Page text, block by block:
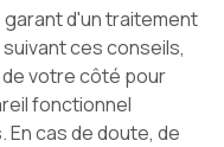
d'un traitement
ces conseils,
votre côté pour
fonctionnel
cas de doute, de